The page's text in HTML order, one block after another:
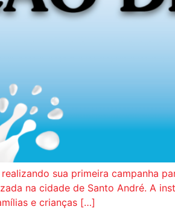
sua primeira campanha
na cidade de Santo André. A
e crianças […]